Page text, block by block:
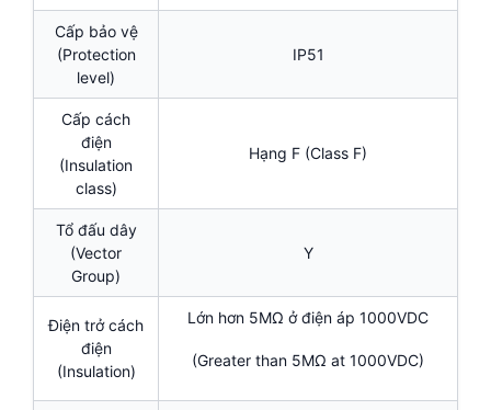
Cấp bảo vệ
(Protection
level)
IP51
Cấp cách
điện
(Insulation
class)
Hạng F (Class F)
Tổ đấu dây
(Vector
Group)
Y
Điện trở cách
điện
(Insulation)
Lớn hơn 5MΩ ở điện áp 1000VDC
(Greater than 5MΩ at 1000VDC)